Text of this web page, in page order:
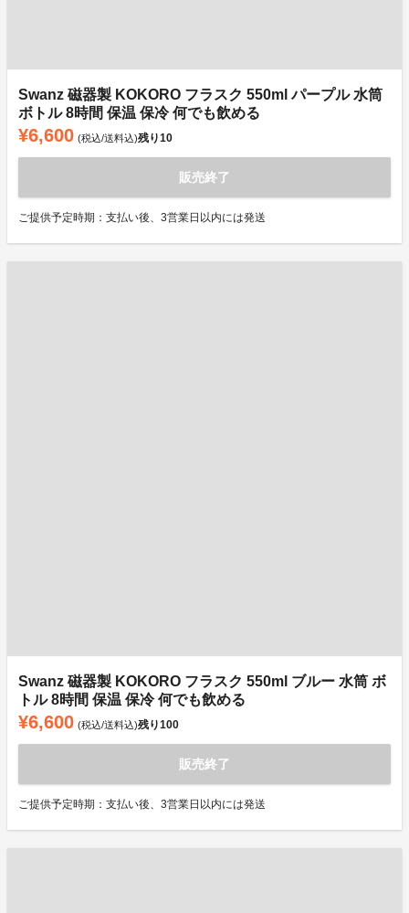
Swanz 磁器製 KOKORO フラスク 550ml パープル 水筒
ボトル 8時間 保温 保冷 何でも飲める
¥6,600 (税込/送料込)残り10
販売終了
ご提供予定時期：支払い後、3営業日以内には発送
Swanz 磁器製 KOKORO フラスク 550ml ブルー 水筒 ボ
トル 8時間 保温 保冷 何でも飲める
¥6,600 (税込/送料込)残り100
販売終了
ご提供予定時期：支払い後、3営業日以内には発送